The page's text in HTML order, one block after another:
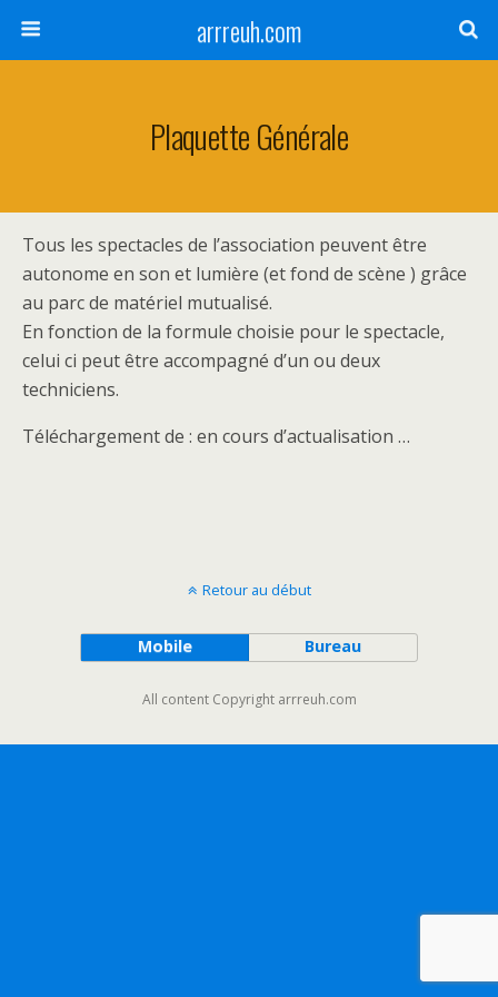
arrreuh.com
Plaquette Générale
Tous les spectacles de l’association peuvent être
autonome en son et lumière (et fond de scène ) grâce
au parc de matériel mutualisé.
En fonction de la formule choisie pour le spectacle,
celui ci peut être accompagné d’un ou deux
techniciens.
Téléchargement de : en cours d’actualisation …
Retour au début
Mobile Bureau
All content Copyright arrreuh.com